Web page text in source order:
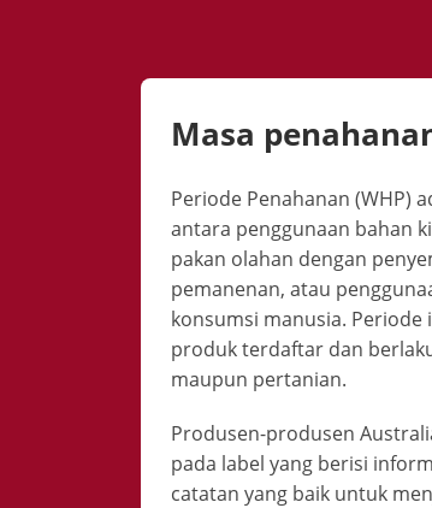
Masa
Periode Penahanan (WHP)
antara penggunaan bahan
pakan olahan dengan
pemanenan, atau
konsumsi manusia. Periode
produk terdaftar dan
maupun pertanian.
Produsen-produsen
pada label yang berisi
catatan yang baik untuk